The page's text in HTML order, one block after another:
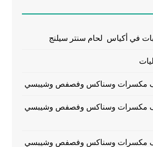
في أكياس لحام سنتر سيلنج
مكسرات وسناكس وفصفص وشيبسي
مكسرات وسناكس وفصفص وشيبسي
مكسرات وسناكس وفصفص وشيبسي